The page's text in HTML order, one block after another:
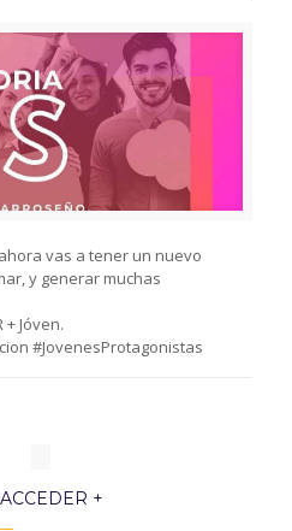
vas a tener un nuevo
y generar muchas
Jóven.
#JovenesProtagonistas
+